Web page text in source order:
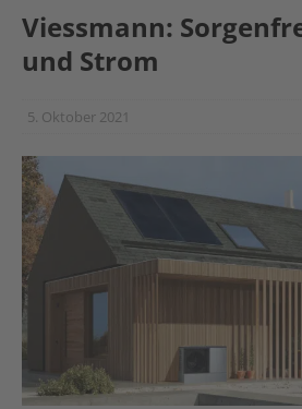
Viessmann:
und Strom
5. Oktober 2021